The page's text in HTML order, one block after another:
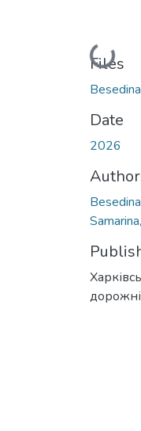
Loading...
Files
Date
2026